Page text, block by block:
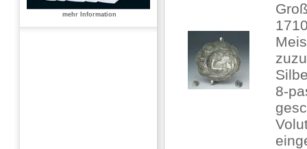
mehr Information
8-